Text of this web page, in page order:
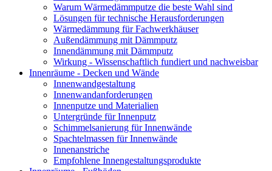
Warum Wärmedämmputze die beste Wahl sind
Lösungen für technische Herausforderungen
Wärmedämmung für Fachwerkhäuser
Außendämmung mit Dämmputz
Innendämmung mit Dämmputz
Wirkung - Wissenschaftlich fundiert und nachweisbar
Innenräume - Decken und Wände
Innenwandgestaltung
Innenwandanforderungen
Innenputze und Materialien
Untergründe für Innenputz
Schimmelsanierung für Innenwände
Spachtelmassen für Innenwände
Innenanstriche
Empfohlene Innengestaltungsprodukte